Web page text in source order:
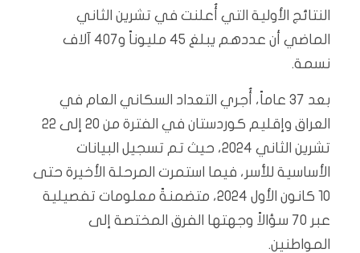
النتائج الأولية التي أُعلنت في تشرين الثاني
الماضي أن عددهم يبلغ 45 مليوناً و407 آلاف
نسمة.
بعد 37 عاماً، أُجري التعداد السكاني العام في
العراق وإقليم كوردستان في الفترة من 20 إلى 22
تشرين الثاني 2024، حيث تم تسجيل البيانات
الأساسية للأسر، فيما استمرت المرحلة الأخيرة حتى
10 كانون الأول 2024، متضمنةً معلومات تفصيلية
عبر 70 سؤالاً وجهتها الفرق المختصة إلى
المواطنين.